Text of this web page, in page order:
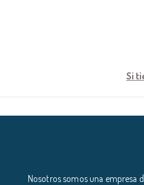
Si
Nosotros somos una empresa